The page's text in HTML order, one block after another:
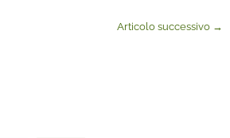
Articolo successivo →